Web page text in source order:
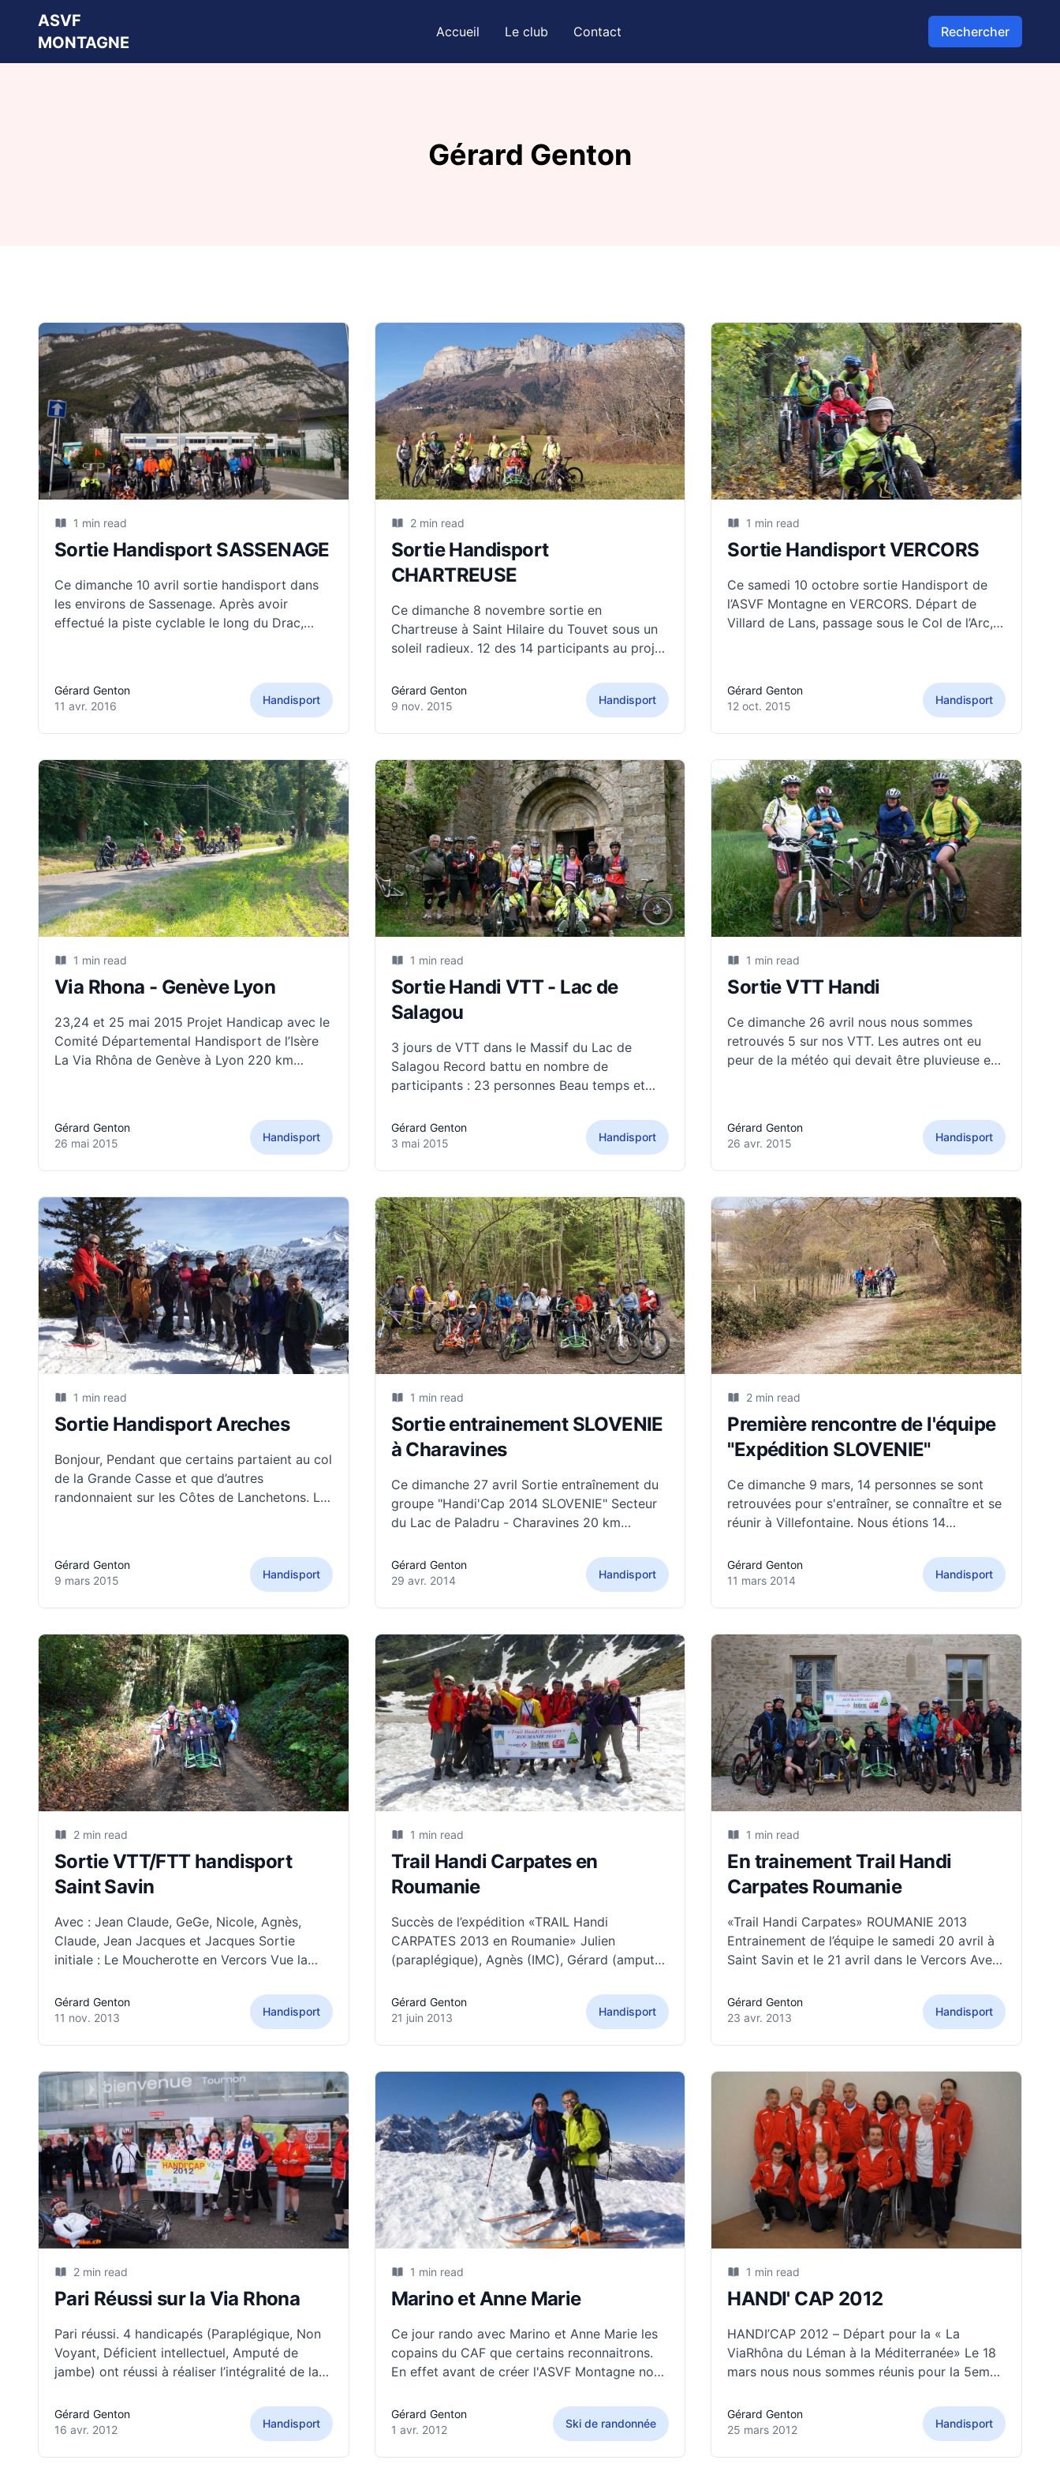
ASVF
MONTAGNE
Accueil Le club Contact Rechercher
Gérard Genton
1 min read
Sortie Handisport SASSENAGE
Ce dimanche 10 avril sortie handisport dans
les environs de Sassenage. Après avoir
effectué la piste cyclable le long du Drac,
Participation record à cette sortie : 19
personnes. Pierre paraplégique en Handbike
Gérard Genton
11 avr. 2016
Handisport
2 min read
Sortie Handisport
CHARTREUSE
Ce dimanche 8 novembre sortie en
Chartreuse à Saint Hilaire du Touvet sous un
soleil radieux. 12 des 14 participants au projet
présents. Circuit trés technique prévu par
Pierre où il a fallu, tirer, pousser les 2
Gérard Genton
9 nov. 2015
Handisport
1 min read
Sortie Handisport VERCORS
Ce samedi 10 octobre sortie Handisport de
l’ASVF Montagne en VERCORS. Départ de
Villard de Lans, passage sous le Col de l’Arc,
Lans. 30 km, 700m DM+ A VTT, FTT,
Gérard Genton
12 oct. 2015
Handisport
1 min read
Via Rhona - Genève Lyon
23,24 et 25 mai 2015 Projet Handicap avec le
Comité Départemental Handisport de l’Isère
La Via Rhôna de Genève à Lyon 220 km
avec une ambiance, sans
Gérard Genton
26 mai 2015
Handisport
1 min read
Sortie Handi VTT - Lac de
Salagou
3 jours de VTT dans le Massif du Lac de
Salagou Record battu en nombre de
participants : 23 personnes Beau temps et
de 2000m de dénivellé positif.
Gérard Genton
3 mai 2015
Handisport
1 min read
Sortie VTT Handi
Ce dimanche 26 avril nous nous sommes
retrouvés 5 sur nos VTT. Les autres ont eu
peur de la météo qui devait être pluvieuse et
réalisé un circuit autour d'Apprieu de Rives
Gérard Genton
26 avr. 2015
Handisport
1 min read
Sortie Handisport Areches
Bonjour, Pendant que certains partaient au col
de la Grande Casse et que d’autres
randonnaient sur les Côtes de Lanchetons. Le
phoque et 7 à raquettes sur le même
parcours. Dans le groupe, une
Gérard Genton
9 mars 2015
Handisport
1 min read
Sortie entrainement SLOVENIE
à Charavines
Ce dimanche 27 avril Sortie entraînement du
groupe "Handi'Cap 2014 SLOVENIE" Secteur
du Lac de Paladru - Charavines 20 km
présentes dont : 2 FTT pour Agnès IMC et
Marie paraplégique 1 HandBike pour Denis
Gérard Genton
29 avr. 2014
Handisport
2 min read
Première rencontre de l'équipe
"Expédition SLOVENIE"
Ce dimanche 9 mars, 14 personnes se sont
retrouvées pour s'entraîner, se connaître et se
réunir à Villefontaine. Nous étions 14
SLOVENIE", présentes. Denis était absent pour
des raisons de jeux paralympique de Sotchi et
Gérard Genton
11 mars 2014
Handisport
2 min read
Sortie VTT/FTT handisport
Saint Savin
Avec : Jean Claude, GeGe, Nicole, Agnès,
Claude, Jean Jacques et Jacques Sortie
initiale : Le Moucherotte en Vercors Vue la
collines de Saint Savin. En effet à 8H30 pluie
battante à Villefontaine. Le cœur n’y est pas.
Gérard Genton
11 nov. 2013
Handisport
1 min read
Trail Handi Carpates en
Roumanie
Succès de l’expédition «TRAIL Handi
CARPATES 2013 en Roumanie» Julien
(paraplégique), Agnès (IMC), Gérard (amputé
Samuel (mal voyant) et Jacques (Myopathe)
ont rempli leurs objectifs sportifs,
traversé de Sinaia à Sibiu.
Gérard Genton
21 juin 2013
Handisport
1 min read
En trainement Trail Handi
Carpates Roumanie
«Trail Handi Carpates» ROUMANIE 2013
Entrainement de l’équipe le samedi 20 avril à
Saint Savin et le 21 avril dans le Vercors Avec
Cérébral * Samuel Mal Voyant * Jacques
Myopathe * Fabienne Amputé de Jambe *
Gérard Genton
23 avr. 2013
Handisport
2 min read
Pari Réussi sur la Via Rhona
Pari réussi. 4 handicapés (Paraplégique, Non
Voyant, Déficient intellectuel, Amputé de
jambe) ont réussi à réaliser l’intégralité de la
Méditerranée soit 600 km en 6 jours par la «
VIARHONA » Logistique irréprochable, temps
Gérard Genton
16 avr. 2012
Handisport
1 min read
Marino et Anne Marie
Ce jour rando avec Marino et Anne Marie les
copains du CAF que certains reconnaitrons.
En effet avant de créer l'ASVF Montagne nous
vous laisse le soin de reconnaître le lieu (c'est
évident) à travers les photos
Gérard Genton
1 avr. 2012
Ski de randonnée
1 min read
HANDI' CAP 2012
HANDI’CAP 2012 – Départ pour la « La
ViaRhôna du Léman à la Méditerranée» Le 18
mars nous nous sommes réunis pour la 5eme
pour finaliser les derniers préparatifs, avant le
départ pour notre grande aventure de 650 km
Gérard Genton
25 mars 2012
Handisport